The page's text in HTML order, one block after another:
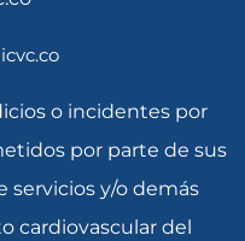
o incidentes por
por parte de sus
servicios y/o demás
cardiovascular del